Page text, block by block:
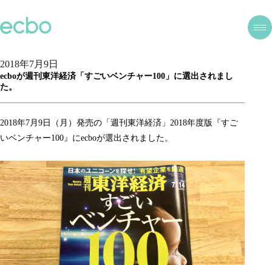
2018年7月9日
ecboが週刊東洋経済「すごいベンチャー100」に選出されまし
た。
2018年7月9日（月）発売の「週刊東洋経済」2018年度版『すご
いベンチャー100』にecboが選出されました。